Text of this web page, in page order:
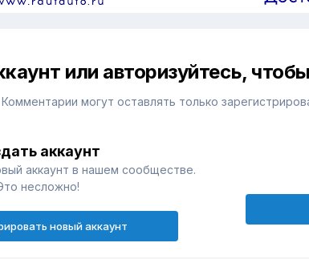
или авторизуйтесь,
Комментарии могут оставлять только
аккаунт
аккаунт в нашем сообществе.
несложно!
новый аккаунт